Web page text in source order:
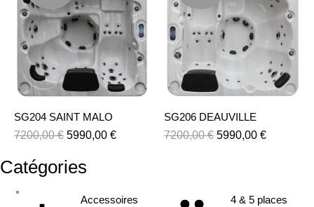
SG204 SAINT MALO
7200,00€ 5990,00 €
SG206 DEAUVILLE
7200,00€ 5990,00 €
Catégories
Accessoires 4 & 5 places